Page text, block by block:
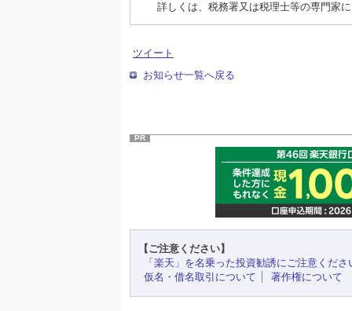
詳しくは、税務署又は税理士等の専門家
ツイート
お知らせ一覧へ戻る
PR
【ご注意ください】
「楽天」を名乗った投資勧誘にご注意くださ
仮名・借名取引について
著作権について